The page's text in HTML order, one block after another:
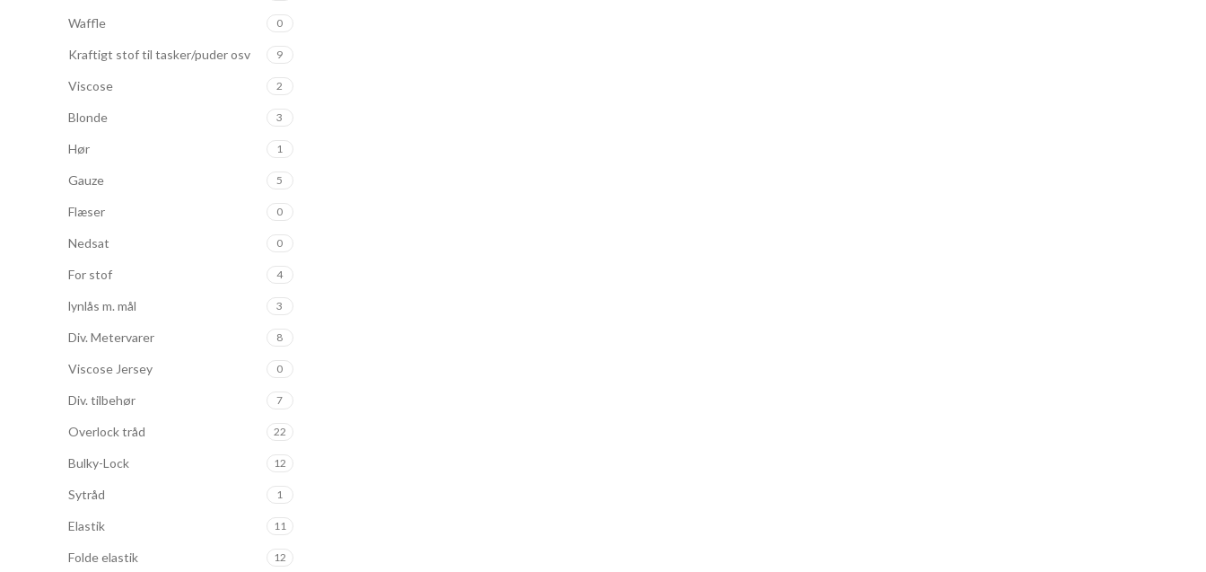
Waffle 0
Kraftigt stof til tasker/puder osv 9
Viscose 2
Blonde 3
Hør 1
Gauze 5
Flæser 0
Nedsat 0
For stof 4
lynlås m. mål 3
Div. Metervarer 8
Viscose Jersey 0
Div. tilbehør 7
Overlock tråd 22
Bulky-Lock 12
Sytråd 1
Elastik 11
Folde elastik 12